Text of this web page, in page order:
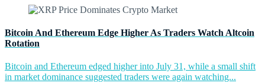
Bitcoin And Ethereum Edge Higher As Traders Watch Altcoin
Rotation
Bitcoin and Ethereum edged higher into July 31, while a small shift
in market dominance suggested traders were again watching...